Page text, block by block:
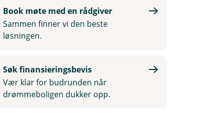
Book møte med en rådgiver
Sammen finner vi den beste
løsningen.
Søk finansieringsbevis
Vær klar for budrunden når
drømmeboligen dukker opp.